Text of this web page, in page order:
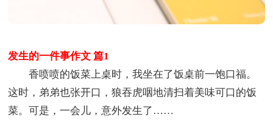
发生的一件事作文 篇1
香喷喷的饭菜上桌时，我坐在了饭桌前一饱口福。
这时，弟弟也张开口，狼吞虎咽地清扫着美味可口的饭
菜。可是，一会儿，意外发生了……